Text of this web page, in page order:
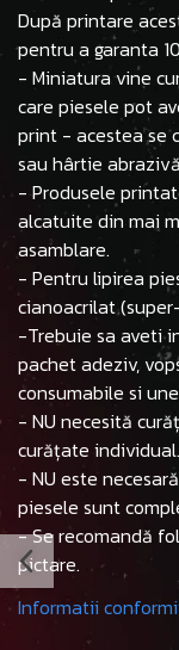
După printare
pentru a garanta
- Miniatura vine
care piesele pot
print - acestea se
sau hârtie
- Produsele
alcatuite din mai
asamblare.
- Pentru lipirea
cianoacrilat
-Trebuie sa aveti
pachet adeziv,
consumabile si
- NU necesită
curățate individual.
- NU este
piesele sunt
- Se recomandă
pictare.
Informatii